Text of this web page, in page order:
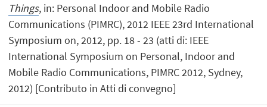
Things, in: Personal Indoor and Mobile Radio
Communications (PIMRC), 2012 IEEE 23rd International
Symposium on, 2012, pp. 18 - 23 (atti di: IEEE
International Symposium on Personal, Indoor and
Mobile Radio Communications, PIMRC 2012, Sydney,
2012) [Contributo in Atti di convegno]